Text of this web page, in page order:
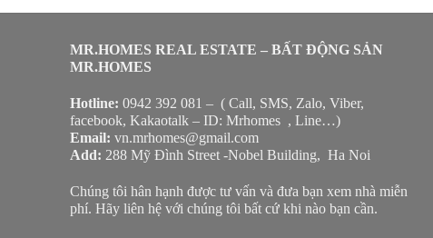
MR.HOMES REAL ESTATE – BẤT ĐỘNG SẢN
MR.HOMES
Hotline: 0942 392 081 – ( Call, SMS, Zalo, Viber,
facebook, Kakaotalk – ID: Mrhomes , Line…)
Email: vn.mrhomes@gmail.com
Add: 288 Mỹ Đình Street -Nobel Building, Ha Noi
Chúng tôi hân hạnh được tư vấn và đưa bạn xem nhà miễn
phí. Hãy liên hệ với chúng tôi bất cứ khi nào bạn cần.